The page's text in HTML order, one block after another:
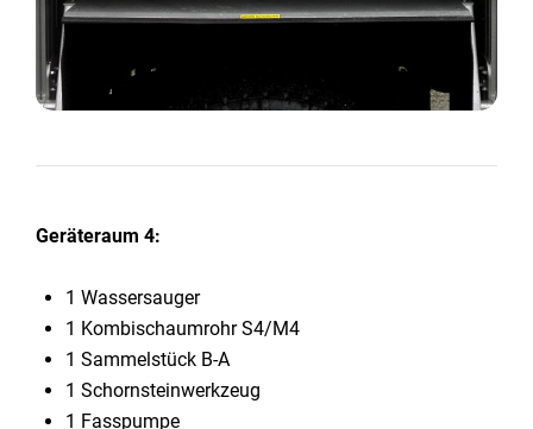
Geräteraum 4:
1 Wassersauger
1 Kombischaumrohr S4/M4
1 Sammelstück B-A
1 Schornsteinwerkzeug
1 Fasspumpe